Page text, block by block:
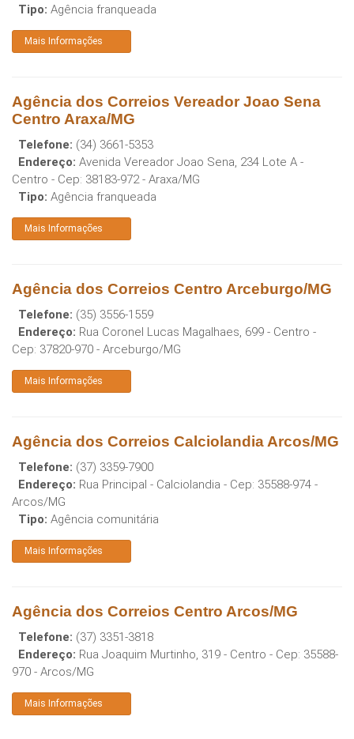
Tipo: Agência franqueada
Mais Informações
Agência dos Correios Vereador Joao Sena
Centro Araxa/MG
Telefone: (34) 3661-5353
Endereço: Avenida Vereador Joao Sena, 234 Lote A -
Centro - Cep: 38183-972- Araxa/MG
Tipo: Agência franqueada
Mais Informações
Agência dos Correios Centro Arceburgo/MG
Telefone: (35) 3556-1559
Endereço: Rua Coronel Lucas Magalhaes, 699 - Centro -
Cep: 37820-970 - Arceburgo/MG
Mais Informações
Agência dos Correios Calciolandia Arcos/MG
Telefone: (37) 3359-7900
Endereço: Rua Principal - Calciolandia - Cep: 35588-974 -
Arcos/MG
Tipo: Agência comunitária
Mais Informações
Agência dos Correios Centro Arcos/MG
Telefone: (37) 3351-3818
Endereço: Rua Joaquim Murtinho, 319 - Centro - Cep: 35588-
970 - Arcos/MG
Mais Informações